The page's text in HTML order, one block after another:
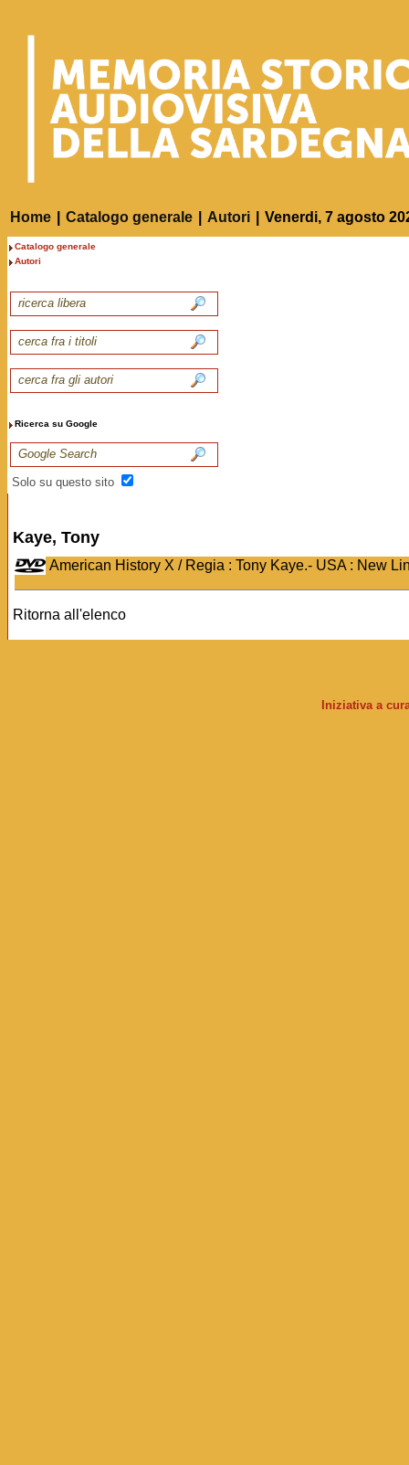
Home Catalogo generale Autori Venerdi, 7 agosto
Catalogo generale
Autori
Ricerca su Google
Solo su questo sito
Kaye, Tony
American History X / Regia : Tony Kaye.- USA : New
Ritorna all'elenco
Iniziativa a